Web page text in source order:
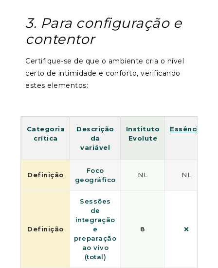
3. Para configuração e
contentor
Certifique-se de que o ambiente cria o nível
certo de intimidade e conforto, verificando
estes elementos:
Categoria
crítica
Descrição
da
variável
Instituto
Evolute
Essência
Definição
Foco
geográfico
NL NL
Definição
Sessões
de
integração
e
preparação
ao vivo
(total)
8 ❌